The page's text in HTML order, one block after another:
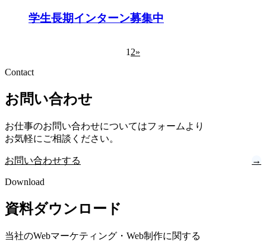
学生長期インターン募集中
1 2»
Contact
お問い合わせ
お仕事のお問い合わせについてはフォームより
お気軽にご相談ください。
お問い合わせする →
Download
資料ダウンロード
当社のWebマーケティング・Web制作に関する